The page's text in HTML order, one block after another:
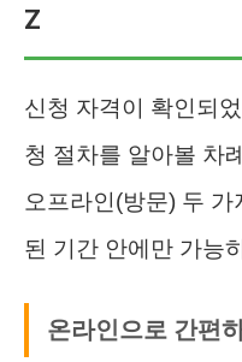
Z
신청 자격이 확인되
청 절차를 알아볼 차
오프라인(방문) 두
된 기간 안에만 가능
온라인으로 간편